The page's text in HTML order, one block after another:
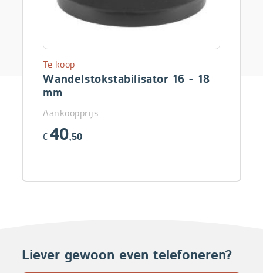
Wandelstokstabilisator 16 - 18
mm
Te koop
Aankoopprijs
€ 40,50
Liever gewoon even telefoneren?